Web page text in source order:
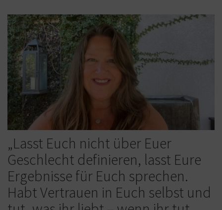
„Lasst Euch nicht über Euer
Geschlecht definieren, lasst Eure
Ergebnisse für Euch sprechen.
Habt Vertrauen in Euch selbst und